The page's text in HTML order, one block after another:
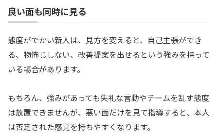
良い面も同時に見る
態度がでかい新人は、見方を変えると、自己主張ができ
る、物怖じしない、改善提案を出せるという強みを持って
いる場合があります。
もちろん、強みがあっても失礼な言動やチームを乱す態度
は放置できませんが、悪い面だけを見て指導すると、本人
は否定された感覚を持ちやすくなります。